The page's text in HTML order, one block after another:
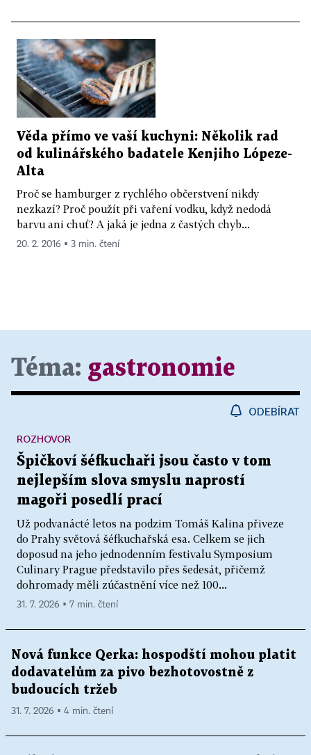
Věda přímo ve vaší kuchyni: Několik rad
od kulinářského badatele Kenjiho Lópeze-
Alta
Proč se hamburger z rychlého občerstvení nikdy
nezkazí? Proč použít při vaření vodku, když nedodá
barvu ani chuť? A jaká je jedna z častých chyb...
20. 2. 2016 ▪ 3 min. čtení
Téma: gastronomie
ODEBÍRAT
Špičkoví šéfkuchaři jsou často v tom
nejlepším slova smyslu naprostí
magoři posedlí prací
Už podvanácté letos na podzim Tomáš Kalina přiveze
do Prahy světová šéfkuchařská esa. Celkem se jich
doposud na jeho jednodenním festivalu Symposium
Culinary Prague představilo přes šedesát, přičemž
dohromady měli zúčastnění více než 100...
ROZHOVOR
31. 7. 2026 ▪ 7 min. čtení
Nová funkce Qerka: hospodští mohou platit
dodavatelům za pivo bezhotovostně z
budoucích tržeb
31. 7. 2026 ▪ 4 min. čtení